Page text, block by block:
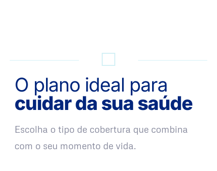
O plano ideal para
cuidar da sua saúde
Escolha o tipo de cobertura que combina
com o seu momento de vida.